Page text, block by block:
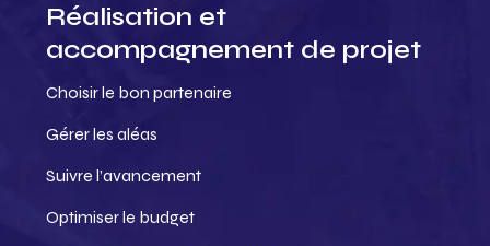
Réalisation et
accompagnement de projet
Choisir le bon partenaire
Gérer les aléas
Suivre l’avancement
Optimiser le budget